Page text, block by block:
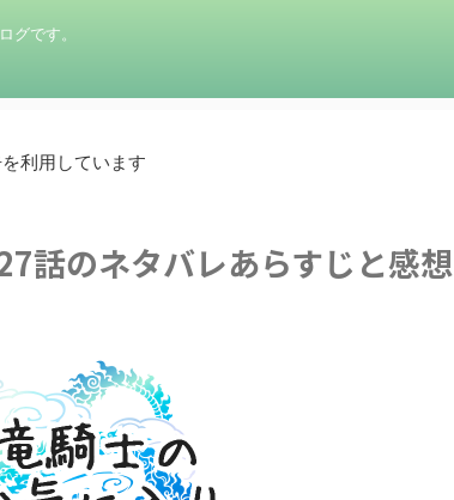
グです。
利用しています
話のネタバレあらすじと感想